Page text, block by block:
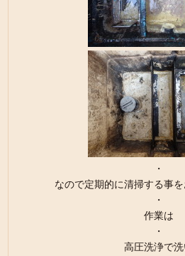
・
なので定期的に清掃する事を
・
作業は
・
高圧洗浄で